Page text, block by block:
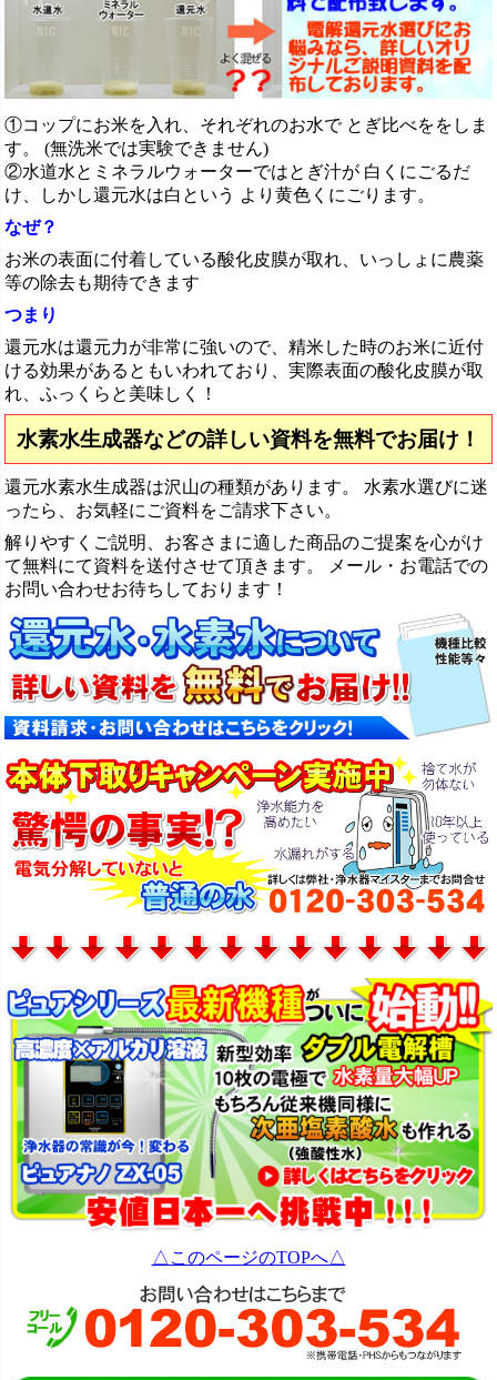
①コップにお米を入れ、それぞれのお水で とぎ比べををしま
す。 (無洗米では実験できません)
②水道水とミネラルウォーターではとぎ汁が 白くにごるだ
け、しかし還元水は白という より黄色くにごります。
なぜ？
お米の表面に付着している酸化皮膜が取れ、いっしょに農薬
等の除去も期待できます
つまり
還元水は還元力が非常に強いので、精米した時のお米に近付
ける効果があるともいわれており、実際表面の酸化皮膜が取
れ、ふっくらと美味しく！
水素水生成器などの詳しい資料を無料でお届け！
還元水素水生成器は沢山の種類があります。 水素水選びに迷
ったら、お気軽にご資料をご請求下さい。
解りやすくご説明、お客さまに適した商品のご提案を心がけ
て無料にて資料を送付させて頂きます。 メール・お電話での
お問い合わせお待ちしております！
△このページのTOPへ△